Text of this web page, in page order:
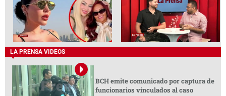
LA PRENSA VIDEOS
BCH emite comunicado por captura de
funcionarios vinculados al caso